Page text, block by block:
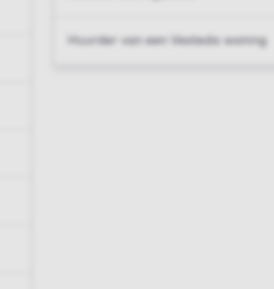
Huurder van een Vesteda woning